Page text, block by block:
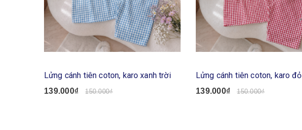
Lửng cánh tiên coton, karo xanh trời
139.000₫ 150.000₫
Lửng cánh tiên coton, karo đỏ
139.000₫ 150.000₫